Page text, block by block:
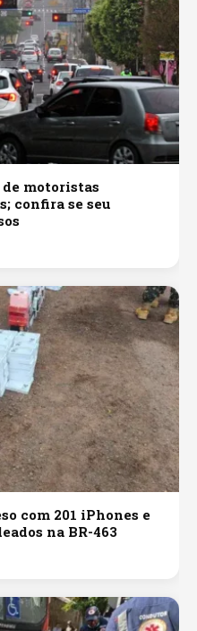
motoristas
confira se seu
com 201 iPhones e
na BR-463